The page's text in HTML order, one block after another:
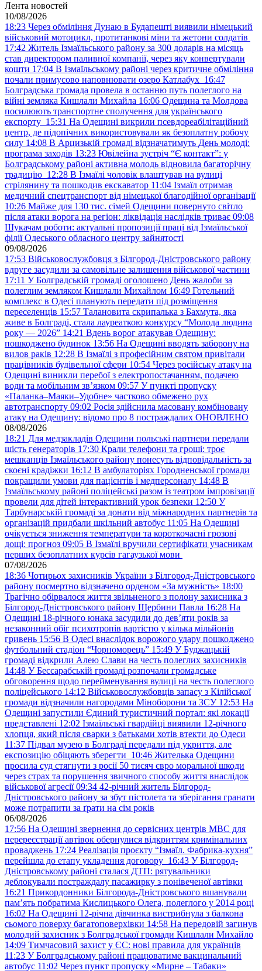
Лента новостей
10/08/2026
18:23 Через обміління Дунаю в Будапешті виявили німецький
військовий мотоцикл, протитанкові міни та жетони солдатів
17:42 Житель Ізмаїльського району за 300 доларів на місяць
став директором паливної компанії, через яку конвертували
кошти 17:04 В Ізмаїльському районі через критичне обміління
почали примусово наповнювати озеро Катлабух 16:47
Болградська громада провела в останню путь полеглого на
війні земляка Кишлали Михайла 16:06 Одещина та Молдова
посилюють транспортне сполучення для українського
експорту 15:31 На Одещині викрили псевдореабілітаційний
центр, де підопічних використовували як безоплатну робочу
силу 14:08 В Арцизькій громаді відзначатимуть День молоді:
програма заходів 13:23 Ювілейна зустріч “Є контакт”: у
Болградському районі активна молодь відновила багаторічну
традицію 12:28 В Ізмаїлі чоловік влаштував на вулиці
стрілянину та пошкодив екскаватор 11:04 Ізмаїл отримав
медичний спецтранспорт від німецької благодійної організації
10:26 Майже для 130 тис. сімей Одещини повернуто світло
після атаки ворога на регіон: ліквідація наслідків триває 09:08
Шукачам роботи: актуальні пропозиції праці від Ізмаїльської
філії Одеського обласного центру зайнятості
09/08/2026
17:53 Військовослужбовця з Білгород-Дністровського району
вдруге засудили за самовільне залишення військової частини
17:11 У Болградській громаді оголошено День жалоби за
полеглим земляком Кишлали Михайлом 16:49 Готельний
комплекс в Одесі планують передати під розміщення
переселенців 15:57 Талановита скрипалька з Бахмута, яка
живе в Болграді, стала лауреаткою конкурсу “Молода людина
року — 2026” 14:21 Вдень ворог атакував Одещину:
пошкоджено будинок 13:56 На Одещині вводять заборону на
вилов раків 12:28 В Ізмаїлі з професійним святом привітали
працівників будівельної сфери 10:54 Через російську атаку на
Одещині виникли перебої з електропостачанням, подачею
води та мобільним звʼязком 09:57 У пункті пропуску
«Паланка–Маяки–Удобне» частково обмежено рух
автотранспорту 09:02 Росія здійснила масовану комбіновану
атаку на Одещину: відомо про 8 постраждалих ОНОВЛЕНО
08/08/2026
18:21 Для медзакладів Одещини польські партнери передали
шість генераторів 17:30 Крали телефони та гроші: троє
мешканців Ізмаїльського району понесуть відповідальність за
скоєні крадіжки 16:12 В амбулаторіях Городненської громади
покращили умови для пацієнтів і медперсоналу 14:48 В
Ізмаїльському районі поліцейські разом із театром імпровізації
провели для дітей інтерактивний урок безпеки 12:50 У
Тарбунарській громаді за донати від міжнародних партнерів та
організацій придбали шкільний автобус 11:05 На Одещині
очікується зниження температури та короткочасні грозові
дощі: прогноз 09:05 В Ізмаїлі вручили сертифікати учасникам
перших безоплатних курсів гагаузької мови
07/08/2026
18:36 Чотирьох захисників України з Білгород-Дністровського
району посмертно відзначено орденом «За мужність» 18:00
Трагічно обірвалося життя звільненого з полону захисника з
Білгород-Дністровського району Щербини Павла 16:28 На
Одещині 18-річного юнака засудили до дев’яти років за
незаконний обіг психотропів вартістю у кілька мільйонів
гривень 15:56 В Одесі внаслідок ворожого удару пошкоджено
футбольний стадіон “Чорноморець” 15:49 У Буджацькій
громаді відкрили Алею Слави на честь полеглих захисників
14:48 У Бессарабській громаді розпочали громадське
обговорення щодо перейменування вулиці на честь полеглого
поліцейського 14:12 Військовослужбовців запасу з Кілійської
громади відзначили нагородами Міноборони та ЗСУ 12:53 На
Одещині запустили Єдиний туристичний портал: які локації
представлені 12:02 Ізмаїльські гвардійці виявили 12-річного
хлопця, який після сварки з батьками хотів втекти до Одеси
11:37 Підвал музею в Болграді передали під укриття, але
експозицію обіцяють зберегти 10:46 Жителька Одещини
просила суд стягнути з росії 50 тисяч євро моральної шкоди
через страх та порушення звичного способу життя внаслідок
військової агресії 09:34 42-річний житель Білгород-
Дністровського району за збут пістолета та зберігання гранати
може потрапити за ґрати на сім років
06/08/2026
17:56 На Одещині звернення до сервісних центрів МВС для
перереєстрації автівок обернулися відкриттям кримінальних
проваджень 17:24 Реалізація проєкту “Ізмаїл. Фабрика-кухня”
перейшла до етапу укладення договору 16:43 У Білгород-
Дністровському районі сталася ДТП: рятувальники
деблокували постраждалу пасажирку з понівеченої автівки
16:21 Прикордонники Білгорода-Дністровського вшанували
пам’ять побратима Кислицького Олега, полеглого у 2014 році
16:02 На Одещині 12-річна дівчинка вистрибнула з балкона
сьомого поверху багатоповерхівки 14:58 На передовій загинув
молодий захисник з Болградської громади Кишлали Михайло
14:09 Тимчасовий захист у ЄС: нові правила для українців
11:23 У Болградському районі працюватиме вакцинальний
автобус 11:02 Через пункт пропуску «Мирне – Табаки»